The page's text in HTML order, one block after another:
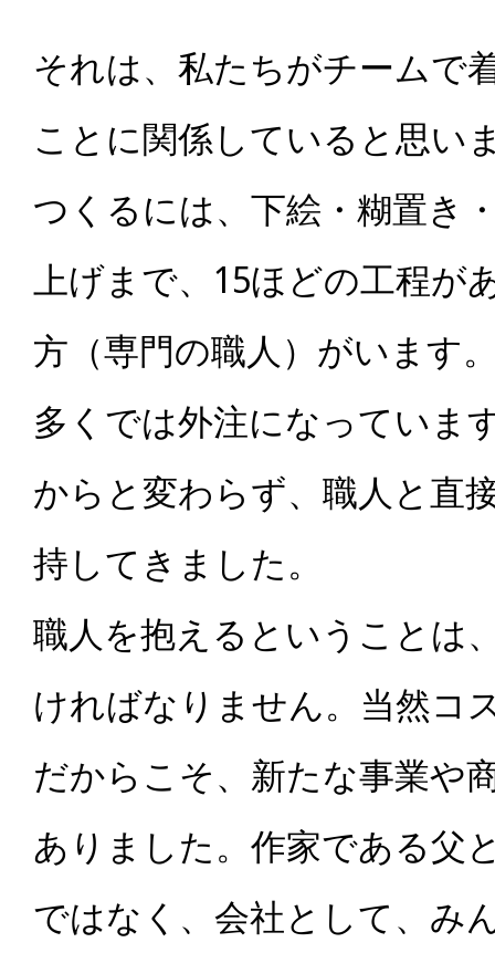
それは、私たちがチームで
ことに関係していると思い
つくるには、下絵・糊置き
上げまで、15ほどの工程が
方（専門の職人）がいます
多くでは外注になっていま
からと変わらず、職人と直
持してきました。
職人を抱えるということは
ければなりません。当然コ
だからこそ、新たな事業や
ありました。作家である父
ではなく、会社として、み